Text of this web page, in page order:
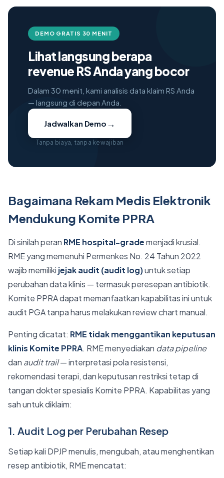
DEMO GRATIS 30 MENIT
Lihat langsung berapa
revenue RS Anda yang bocor
Dalam 30 menit, kami analisis data klaim RS Anda
— langsung di depan Anda.
Jadwalkan Demo →
Tanpa biaya, tanpa kewajiban
Bagaimana Rekam Medis Elektronik
Mendukung Komite PPRA
Di sinilah peran RME hospital-grademenjadi krusial.
RME yang memenuhi Permenkes No. 24 Tahun 2022
wajib memiliki jejak audit (audit log)untuk setiap
perubahan data klinis — termasuk peresepan antibiotik.
Komite PPRA dapat memanfaatkan kapabilitas ini untuk
audit PGA tanpa harus melakukan review chart manual.
Penting dicatat: RME tidak menggantikan keputusan
klinis Komite PPRA. RME menyediakan data pipeline
dan audit trail— interpretasi pola resistensi,
rekomendasi terapi, dan keputusan restriksi tetap di
tangan dokter spesialis Komite PPRA. Kapabilitas yang
sah untuk diklaim:
1. Audit Log per Perubahan Resep
Setiap kali DPJP menulis, mengubah, atau menghentikan
resep antibiotik, RME mencatat: